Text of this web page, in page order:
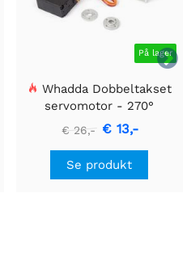

På lager
Whadda Dobbeltakset
servomotor - 270°
€ 26,- € 13,-
Se produkt